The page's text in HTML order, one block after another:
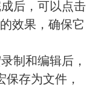
后，可以点击
效果，确保它
制和编辑后，
保存为文件，